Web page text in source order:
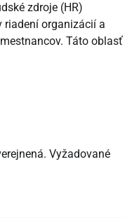
zdroje (HR)
riadení organizácií a
Táto oblasť
Vyžadované